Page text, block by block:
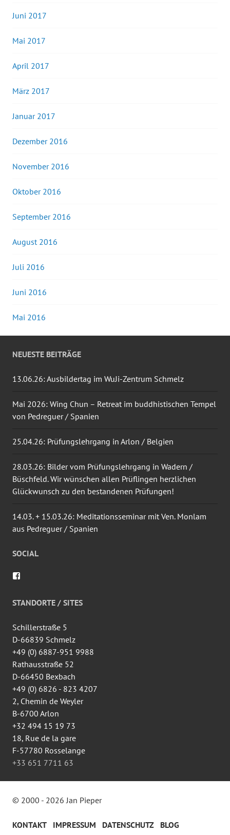
Juni 2017
Mai 2017
April 2017
März 2017
Januar 2017
Dezember 2016
November 2016
Oktober 2016
September 2016
August 2016
Juli 2016
Juni 2016
Mai 2016
NEUESTE BEITRÄGE
13.06.26: Ausbildertag im WuJi-Zentrum Schmelz
Mai 2026: Wing Chun – Retreat im buddhistischen Tempel
von Pedreguer / Spanien
25.04.26: Prüfungslehrgang in Arlon / Belgien
28.03.26: Bilder vom Prüfungslehrgang in Wadern /
Büschfeld. Wir wünschen allen Prüflingen herzlichen
Glückwunsch zu den bestandenen Prüfungen!
14.03. + 15.03.26: Meditationsseminar mit Ven. Monlam
aus Pedreguer / Spanien
SOCIAL
auf
Facebook
STANDORTE / SITES
Schillerstraße 5
D-66839 Schmelz
+49 (0) 6887-951 9988
Rathausstraße 52
D-66450 Bexbach
+49 (0) 6826 - 823 4207
2, Chemin de Weyler
B-6700 Arlon
+32 494 15 19 73
18, Rue de la gare
F-57780 Rosselange
+33 651 7711 63
© 2000 - 2026 Jan Pieper
KONTAKT IMPRESSUM DATENSCHUTZ BLOG